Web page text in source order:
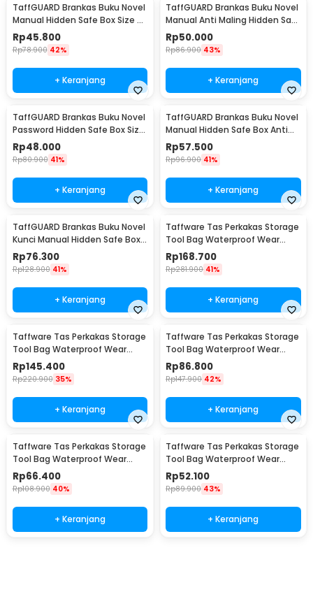
TaffGUARD Brankas Buku Novel
Manual Hidden Safe Box Size S
- KB-20L
Rp45.800
Rp78.900 42%
+ Keranjang
TaffGUARD Brankas Buku Novel
Manual Anti Maling Hidden Safe
Box Size S - KB-20L
Rp50.000
Rp86.900 43%
+ Keranjang
TaffGUARD Brankas Buku Novel
Password Hidden Safe Box Size
S - KB-20P
Rp48.000
Rp80.900 41%
+ Keranjang
TaffGUARD Brankas Buku Novel
Manual Hidden Safe Box Anti
Maling Size M - KB-20L
Rp57.500
Rp96.900 41%
+ Keranjang
TaffGUARD Brankas Buku Novel
Kunci Manual Hidden Safe Box
Size L Love - KB-20L
Rp76.300
Rp128.900 41%
+ Keranjang
Taffware Tas Perkakas Storage
Tool Bag Waterproof Wear
Resistant 23 Inch - A02584
Rp168.700
Rp281.900 41%
+ Keranjang
Taffware Tas Perkakas Storage
Tool Bag Waterproof Wear
Resistant 21 Inch - A02584
Rp145.400
Rp220.900 35%
+ Keranjang
Taffware Tas Perkakas Storage
Tool Bag Waterproof Wear
Resistant 18 Inch - A03403
Rp86.800
Rp147.900 42%
+ Keranjang
Taffware Tas Perkakas Storage
Tool Bag Waterproof Wear
Resistant 16 Inch - A03403
Rp66.400
Rp108.900 40%
+ Keranjang
Taffware Tas Perkakas Storage
Tool Bag Waterproof Wear
Resistant 13 Inch - A03403
Rp52.100
Rp89.900 43%
+ Keranjang